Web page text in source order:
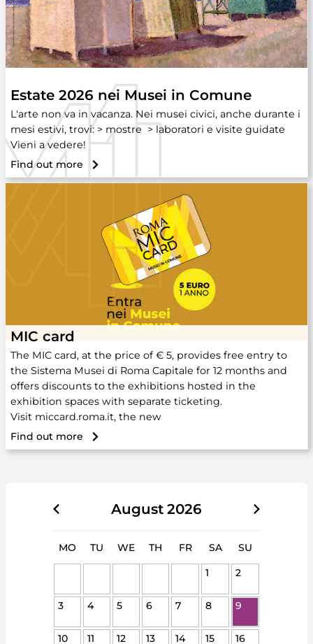
Estate 2026 nei Musei in Comune
L'arte non va in vacanza. Nei musei civici, anche durante i
mesi estivi, trovi: > mostre > laboratori e visite guidate
Vieni a vedere!
Find out more
MIC card
The MIC card, at the price of € 5, provides free entry to
the Sistema Musei di Roma Capitale for 12 months and
offers discounts to the exhibitions hosted in the
exhibition spaces with separate ticketing.
Visit miccard.roma.it, the new
Find out more
August 2026
MO TU WE TH FR SA
SU
1
2
3 4 5 6 7 8 9
10 11 12 13 14 15 16